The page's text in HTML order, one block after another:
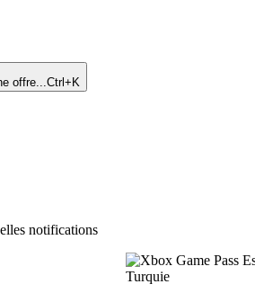
offre...Ctrl+K
notifications